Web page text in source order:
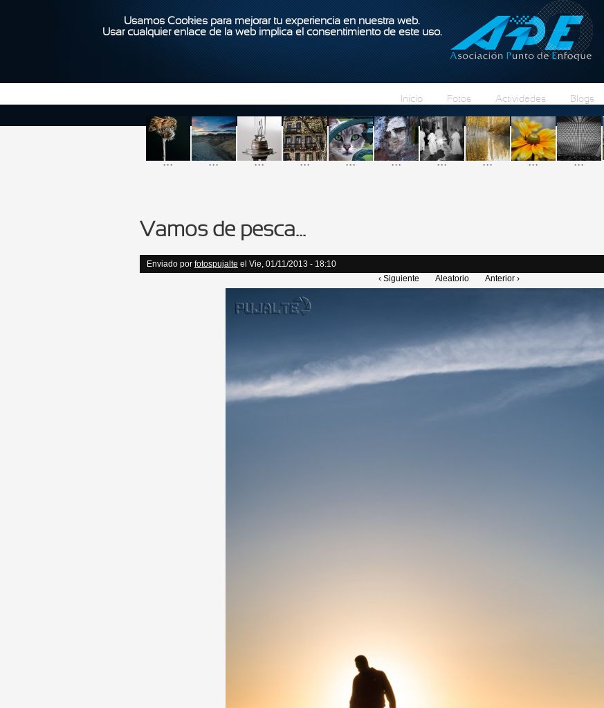
Usamos Cookies para mejorar tu experiencia en nuestra web.
Usar cualquier enlace de la web implica el consentimiento de este uso.
Pasar al contenido principal
Inicio Fotos Actividades Blogs
... ... ... ... ... ... ... ... ... ...
Vamos de pesca...
Enviado por fotospujalte el Vie, 01/11/2013 - 18:10
‹ Siguiente
Aleatorio Anterior ›